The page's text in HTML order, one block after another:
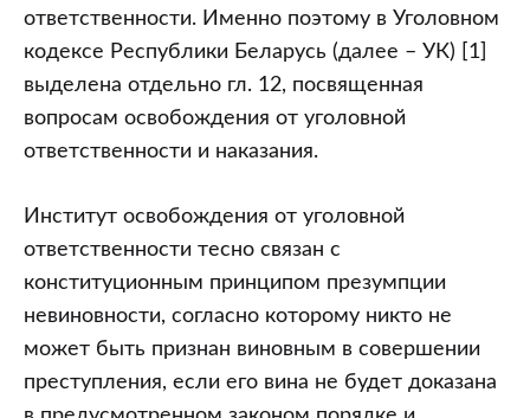
Часть
1.
Освобождение
от
уголовной
ответственности. Именно поэтому в Уголовном
кодексе Республики Беларусь (далее – УК) [1]
выделена отдельно гл. 12, посвященная
вопросам освобождения от уголовной
ответственности и наказания.
Институт освобождения от уголовной
ответственности тесно связан с
конституционным принципом презумпции
невиновности, согласно которому никто не
может быть признан виновным в совершении
преступления, если его вина не будет доказана